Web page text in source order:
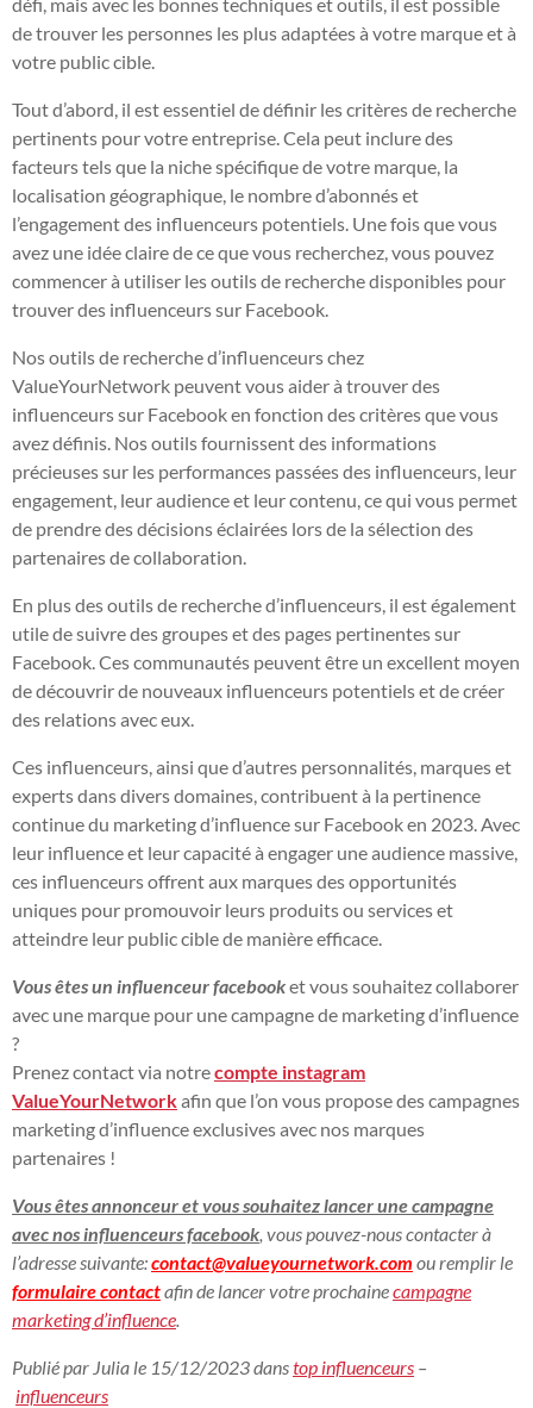
de trouver les personnes les plus adaptées à votre marque et à
votre public cible.
Tout d’abord, il est essentiel de définir les critères de recherche
pertinents pour votre entreprise. Cela peut inclure des
facteurs tels que la niche spécifique de votre marque, la
localisation géographique, le nombre d’abonnés et
l’engagement des influenceurs potentiels. Une fois que vous
avez une idée claire de ce que vous recherchez, vous pouvez
commencer à utiliser les outils de recherche disponibles pour
trouver des influenceurs sur Facebook.
Nos outils de recherche d’influenceurs chez
ValueYourNetwork peuvent vous aider à trouver des
influenceurs sur Facebook en fonction des critères que vous
avez définis. Nos outils fournissent des informations
précieuses sur les performances passées des influenceurs, leur
engagement, leur audience et leur contenu, ce qui vous permet
de prendre des décisions éclairées lors de la sélection des
partenaires de collaboration.
En plus des outils de recherche d’influenceurs, il est également
utile de suivre des groupes et des pages pertinentes sur
Facebook. Ces communautés peuvent être un excellent moyen
de découvrir de nouveaux influenceurs potentiels et de créer
des relations avec eux.
Ces influenceurs, ainsi que d’autres personnalités, marques et
experts dans divers domaines, contribuent à la pertinence
continue du marketing d’influence sur Facebook en 2023. Avec
leur influence et leur capacité à engager une audience massive,
ces influenceurs offrent aux marques des opportunités
uniques pour promouvoir leurs produits ou services et
atteindre leur public cible de manière efficace.
Vous êtes un influenceurfacebooket vous souhaitez collaborer
avec une marque pour une campagne de marketing d’influence
?
Prenez contact via notrecompte instagram
ValueYourNetworkafin que l’on vous propose des campagnes
marketing d’influence exclusives avec nos marques
partenaires !
Vous êtes annonceur et vous souhaitez lancer une campagne
avec nos influenceurs facebook , vous pouvez-nous contacter à
l’adresse suivante:contact@valueyournetwork.com ou remplir le
formulaire contactafin de lancer votre prochainecampagne
marketing d’influence
Publié par Julia le 15/12/2023 danstop influenceurs –
influenceurs